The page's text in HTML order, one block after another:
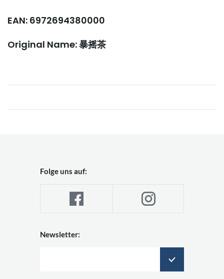
EAN: 6972694380000
Original Name: 暴摇茶
Folge uns auf:
Newsletter: